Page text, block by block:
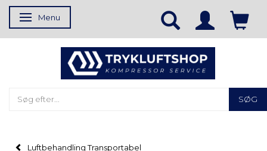
Skifte navigation
Menu
SØG
Luftbehandling Transportabel